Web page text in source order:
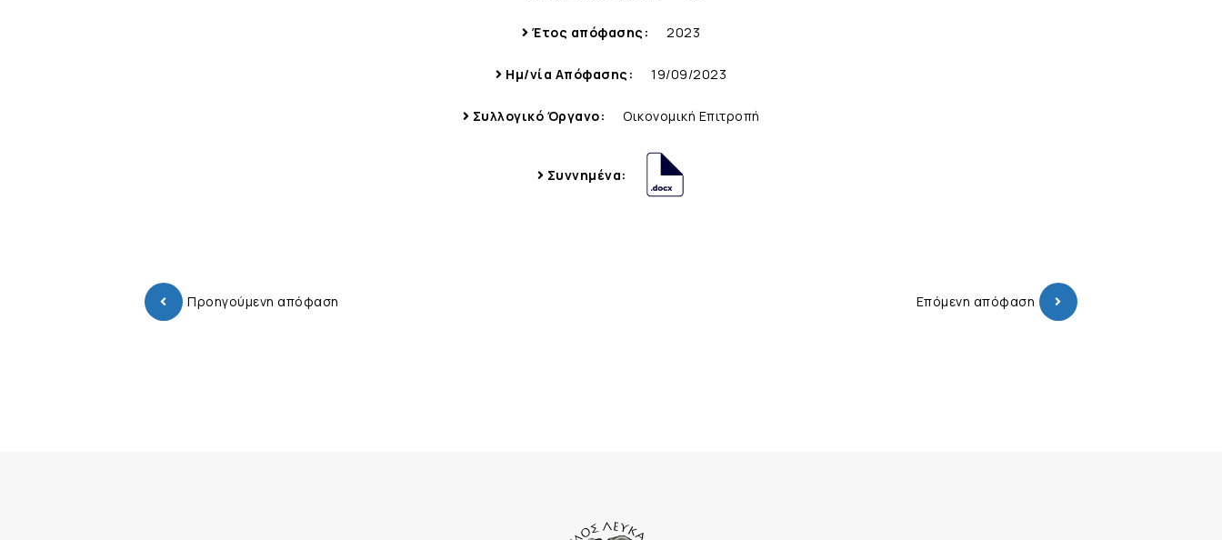
Έτος απόφασης: 2023
Ημ/νία Απόφασης: 19/09/2023
Συλλογικό Όργανο: Οικονομική Επιτροπή
Συννημένα:
Προηγούμενη απόφαση Επόμενη απόφαση